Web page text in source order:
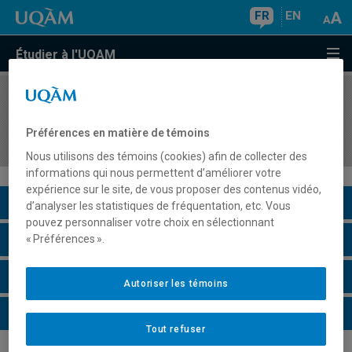
FR EN
Étudier à l'UQAM
COURS//
thèmes abordés au secondaire
Description du cours
Horaire - Été 2026
Horaire - Automne 2026
Horaire - Hiver 2027
Préférences en matière de témoins
Nous utilisons des témoins (cookies) afin de collecter des
informations qui nous permettent d’améliorer votre
expérience sur le site, de vous proposer des contenus vidéo,
d’analyser les statistiques de fréquentation, etc. Vous
pouvez personnaliser votre choix en sélectionnant
« Préférences ».
Tout refuser
Autoriser les témoins